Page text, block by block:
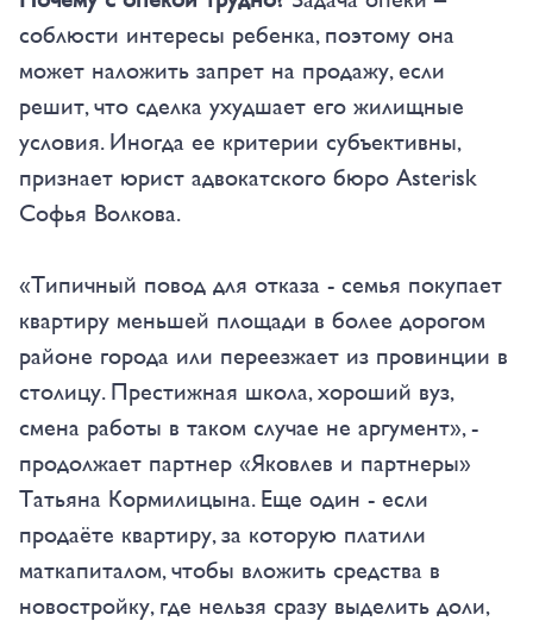
соблюсти интересы ребенка, поэтому она
может наложить запрет на продажу, если
решит, что сделка ухудшает его жилищные
условия. Иногда ее критерии субъективны,
признает юрист адвокатского бюро Asterisk
Софья Волкова.
«Типичный повод для отказа - семья покупает
квартиру меньшей площади в более дорогом
районе города или переезжает из провинции в
столицу. Престижная школа, хороший вуз,
смена работы в таком случае не аргумент», -
продолжает партнер «Яковлев и партнеры»
Татьяна Кормилицына. Еще один - если
продаёте квартиру, за которую платили
маткапиталом, чтобы вложить средства в
новостройку, где нельзя сразу выделить доли,